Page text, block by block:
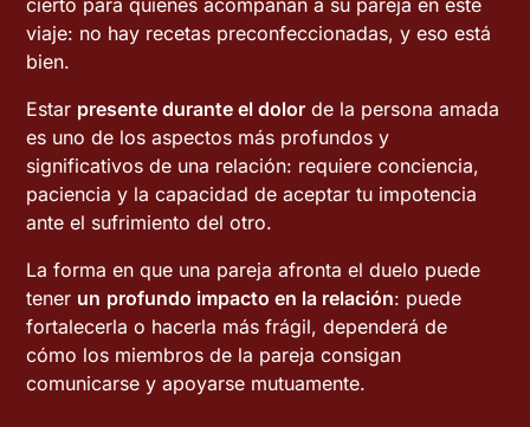
viaje: no hay recetas preconfeccionadas, y eso está
bien.
Estar presente durante el dolor de la persona amada
es uno de los aspectos más profundos y
significativos de una relación: requiere conciencia,
paciencia y la capacidad de aceptar tu impotencia
ante el sufrimiento del otro.
La forma en que una pareja afronta el duelo puede
tener un profundo impacto en la relación: puede
fortalecerla o hacerla más frágil, dependerá de
cómo los miembros de la pareja consigan
comunicarse y apoyarse mutuamente.